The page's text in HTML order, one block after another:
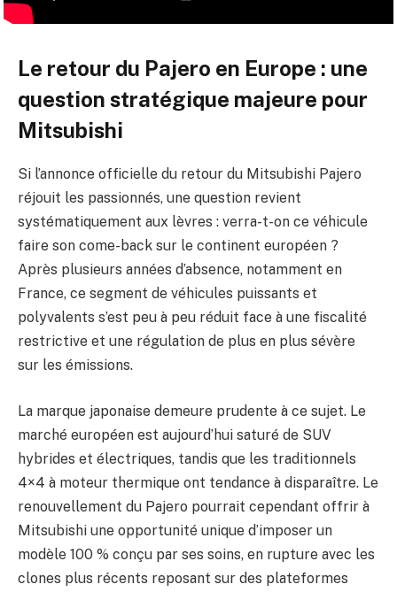
Le retour du Pajero en Europe : une
question stratégique majeure pour
Mitsubishi
Si l’annonce officielle du retour du Mitsubishi Pajero
réjouit les passionnés, une question revient
systématiquement aux lèvres : verra-t-on ce véhicule
faire son come-back sur le continent européen ?
Après plusieurs années d’absence, notamment en
France, ce segment de véhicules puissants et
polyvalents s’est peu à peu réduit face à une fiscalité
restrictive et une régulation de plus en plus sévère
sur les émissions.
La marque japonaise demeure prudente à ce sujet. Le
marché européen est aujourd’hui saturé de SUV
hybrides et électriques, tandis que les traditionnels
4×4 à moteur thermique ont tendance à disparaître. Le
renouvellement du Pajero pourrait cependant offrir à
Mitsubishi une opportunité unique d’imposer un
modèle 100 % conçu par ses soins, en rupture avec les
clones plus récents reposant sur des plateformes